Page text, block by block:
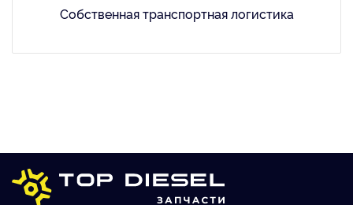
Собственная транспортная логистика